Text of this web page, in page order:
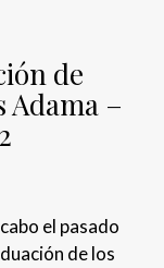
de
Adama –
el pasado
de los